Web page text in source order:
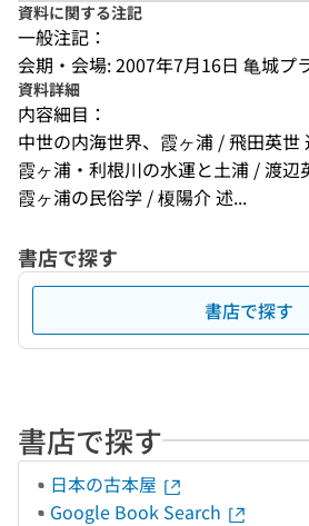
資料に関する注記
一般注記：
会期・会場: 2007年7月16日 亀城プ
資料詳細
内容細目：
中世の内海世界、霞ヶ浦 / 飛田英世
霞ヶ浦・利根川の水運と土浦 / 渡辺
霞ヶ浦の民俗学 / 榎陽介 述...
書店で探す
書店で探す
書店で探す
日本の古本屋
Google Book Search